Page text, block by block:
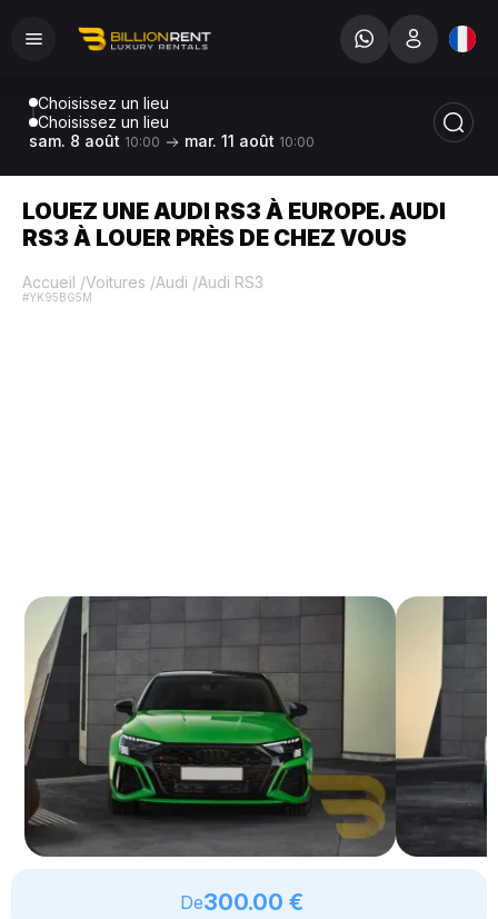
Choisissez un lieu
Choisissez un lieu
sam. 8 août 10:00 mar. 11 août 10:00
LOUEZ UNE AUDI RS3 À EUROPE. AUDI
RS3 À LOUER PRÈS DE CHEZ VOUS
Accueil /Voitures /Audi /Audi RS3
#YK95BG5M
De300.00 €